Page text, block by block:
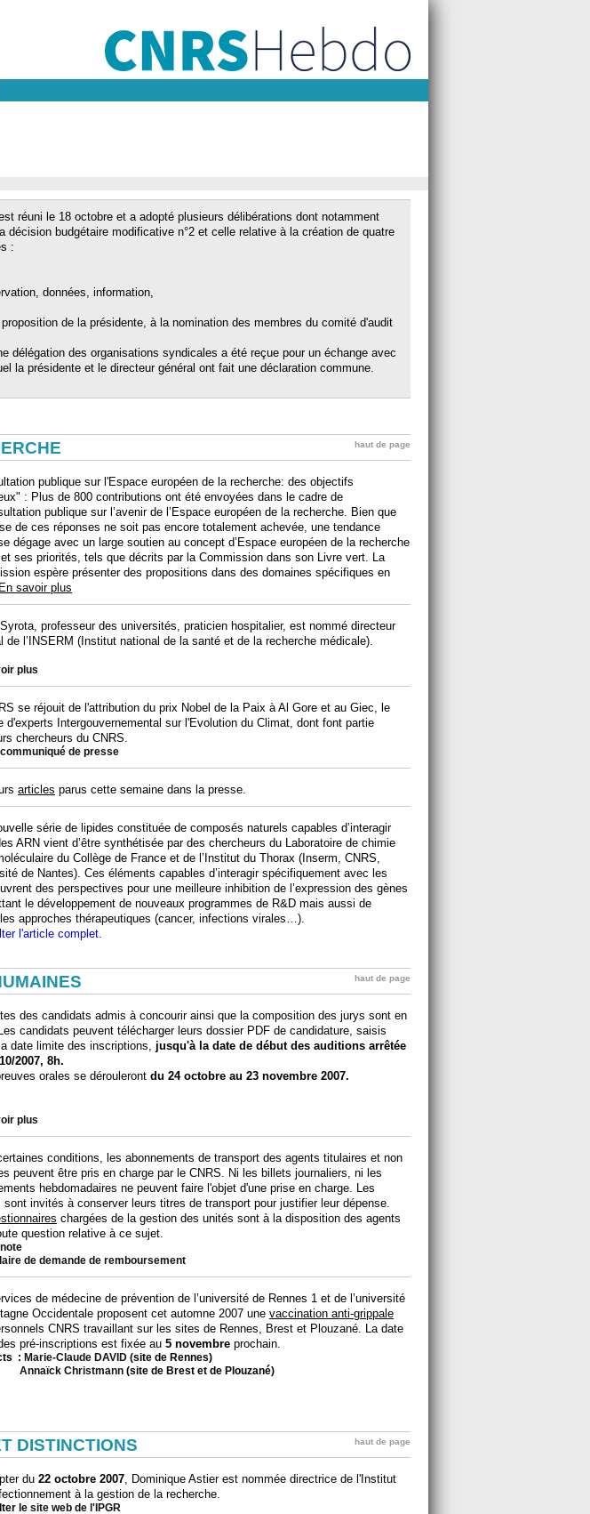
réuni le 18 octobre et a adopté plusieurs délibérations dont notamment
décision budgétaire modificative n°2 et celle relative à la création de quatre
:
données, information,
de la présidente, à la nomination des membres du comité d'audit
délégation des organisations syndicales a été reçue pour un échange avec
la présidente et le directeur général ont fait une déclaration commune.
haut de page
publique sur l'Espace européen de la recherche: des objectifs
: Plus de 800 contributions ont été envoyées dans le cadre de
publique sur l’avenir de l’Espace européen de la recherche. Bien que
de ces réponses ne soit pas encore totalement achevée, une tendance
dégage avec un large soutien au concept d’Espace européen de la recherche
ses priorités, tels que décrits par la Commission dans son Livre vert. La
espère présenter des propositions dans des domaines spécifiques en
En savoir plus
professeur des universités, praticien hospitalier, est nommé directeur
de l’INSERM (Institut national de la santé et de la recherche médicale).
plus
se réjouit de l'attribution du prix Nobel de la Paix à Al Gore et au Giec, le
d'experts Intergouvernemental sur l'Evolution du Climat, dont font partie
chercheurs du CNRS.
communiqué de presse
articles parus cette semaine dans la presse.
série de lipides constituée de composés naturels capables d’interagir
ARN vient d’être synthétisée par des chercheurs du Laboratoire de chimie
du Collège de France et de l’Institut du Thorax (Inserm, CNRS,
de Nantes). Ces éléments capables d’interagir spécifiquement avec les
des perspectives pour une meilleure inhibition de l’expression des gènes
le développement de nouveaux programmes de R&D mais aussi de
approches thérapeutiques (cancer, infections virales…).
l'article complet.
haut de page
des candidats admis à concourir ainsi que la composition des jurys sont en
candidats peuvent télécharger leurs dossier PDF de candidature, saisis
date limite des inscriptions, jusqu'à la date de début des auditions arrêtée
2007, 8h.
orales se dérouleront du 24 octobre au 23 novembre 2007.
plus
conditions, les abonnements de transport des agents titulaires et non
peuvent être pris en charge par le CNRS. Ni les billets journaliers, ni les
hebdomadaires ne peuvent faire l'objet d'une prise en charge. Les
sont invités à conserver leurs titres de transport pour justifier leur dépense.
chargées de la gestion des unités sont à la disposition des agents
question relative à ce sujet.
de demande de remboursement
de médecine de prévention de l’université de Rennes 1 et de l’université
Occidentale proposent cet automne 2007 une vaccination anti-grippale
CNRS travaillant sur les sites de Rennes, Brest et Plouzané. La date
pré-inscriptions est fixée au 5 novembre prochain.
: Marie-Claude DAVID (site de Rennes)
Annaïck Christmann (site de Brest et de Plouzané)
DISTINCTIONS haut de page
du 22 octobre 2007, Dominique Astier est nommée directrice de l'Institut
à la gestion de la recherche.
le site web de l'IPGR